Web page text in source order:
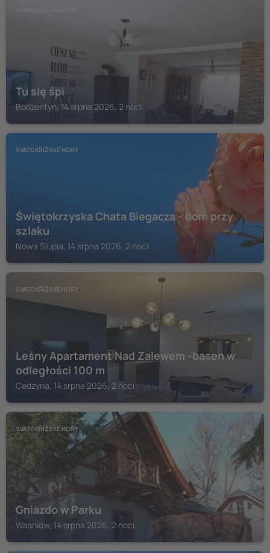
Tu się śpi
Bodzentyn, 14 srpna 2026, 2 noci
SVATOKŘÍŽSKÉ HORY
Świętokrzyska Chata Biegacza - dom przy
szlaku
Nowa Slupia, 14 srpna 2026, 2 noci
SVATOKŘÍŽSKÉ HORY
Leśny Apartament Nad Zalewem -basen w
odległości 100 m
Cedzyna, 14 srpna 2026, 2 noci
SVATOKŘÍŽSKÉ HORY
Gniazdo w Parku
Wasniow, 14 srpna 2026, 2 noci